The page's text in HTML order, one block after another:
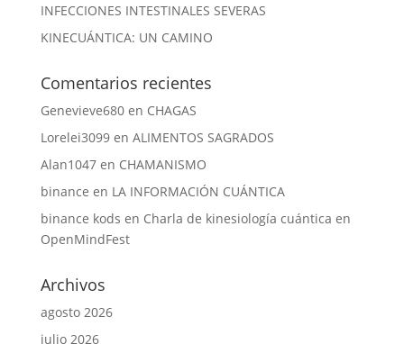
INFECCIONES INTESTINALES SEVERAS
KINECUÁNTICA: UN CAMINO
Comentarios recientes
Genevieve680en CHAGAS
Lorelei3099en ALIMENTOS SAGRADOS
Alan1047en CHAMANISMO
binance en LA INFORMACIÓN CUÁNTICA
binance kods en Charla de kinesiología cuántica en
OpenMindFest
Archivos
agosto 2026
julio 2026